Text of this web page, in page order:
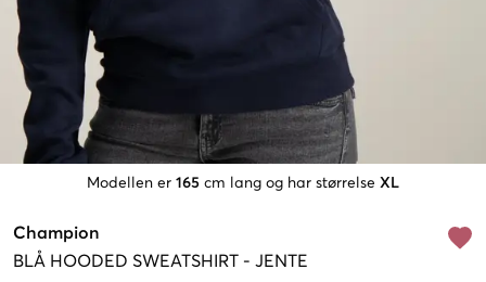
Modellen er 165 cm lang og har størrelse XL
Champion
BLÅ HOODED SWEATSHIRT - JENTE